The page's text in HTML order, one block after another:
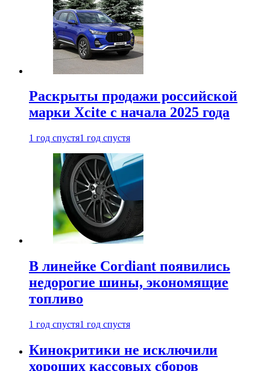
Раскрыты продажи российской
марки Xcite с начала 2025 года
1 год спустя1 год спустя
В линейке Cordiant появились
недорогие шины, экономящие
топливо
1 год спустя1 год спустя
Кинокритики не исключили
хороших кассовых сборов